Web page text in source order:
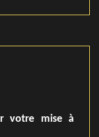
votre mise à